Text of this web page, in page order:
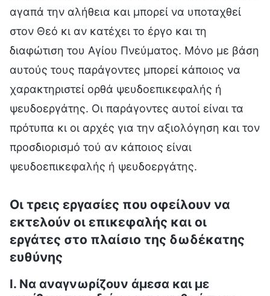
αγαπά την αλήθεια και μπορεί να υποταχθεί
στον Θεό κι αν κατέχει το έργο και τη
διαφώτιση του Αγίου Πνεύματος. Μόνο με βάση
αυτούς τους παράγοντες μπορεί κάποιος να
χαρακτηριστεί ορθά ψευδοεπικεφαλής ή
ψευδοεργάτης. Οι παράγοντες αυτοί είναι τα
πρότυπα κι οι αρχές για την αξιολόγηση και τον
προσδιορισμό τού αν κάποιος είναι
ψευδοεπικεφαλής ή ψευδοεργάτης.
Οι τρεις εργασίες που οφείλουν να
εκτελούν οι επικεφαλής και οι
εργάτες στο πλαίσιο της δωδέκατης
ευθύνης
I. Να αναγνωρίζουν άμεσα και με